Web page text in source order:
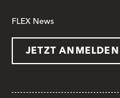
FLEX News
JETZT ANMELDEN